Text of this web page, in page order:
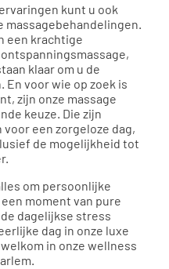
kunt u ook
een krachtige
klaar om u de
voor wie op zoek is
zijn onze massage
keuze. Die zijn
een zorgeloze dag,
de mogelijkheid tot
om persoonlijke
moment van pure
dagelijkse stress
dag in onze luxe
in onze wellness